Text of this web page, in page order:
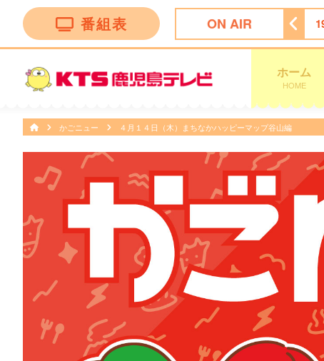
番組表 ON AIR
トークバラエティー”！ 18:30 ナマ・イキＶＯＩＣＥ
ホーム
HOME
かごニュー ４月１４日（木）まちなかハッピーマップ谷山編